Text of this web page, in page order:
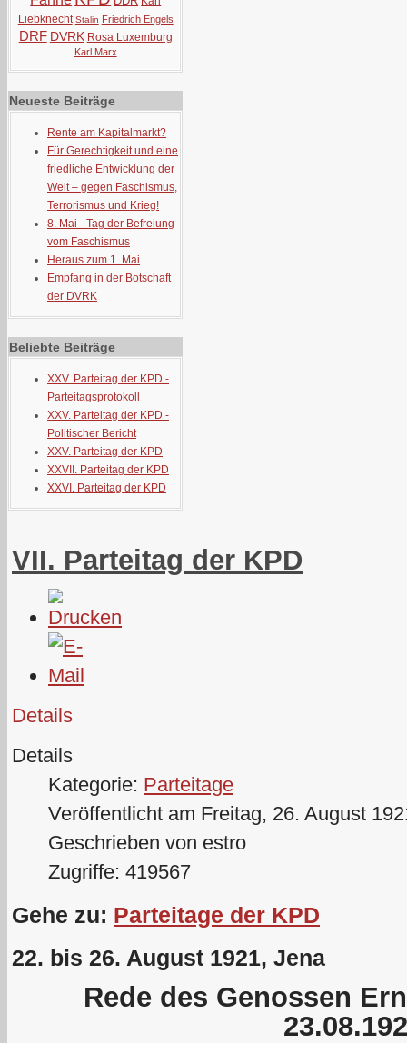
Liebknecht Stalin Friedrich Engels
DRF DVRK Rosa Luxemburg
Karl Marx
Neueste Beiträge
Rente am Kapitalmarkt?
Für Gerechtigkeit und eine
friedliche Entwicklung der
Welt – gegen Faschismus,
Terrorismus und Krieg!
8. Mai - Tag der Befreiung
vom Faschismus
Heraus zum 1. Mai
Empfang in der Botschaft
der DVRK
Beliebte Beiträge
XXV. Parteitag der KPD -
Parteitagsprotokoll
XXV. Parteitag der KPD -
Politischer Bericht
XXV. Parteitag der KPD
XXVII. Parteitag der KPD
XXVI. Parteitag der KPD
VII. Parteitag der KPD
Details
Details
Kategorie: Parteitage
Veröffentlicht am Freitag, 26. August
Geschrieben von estro
Zugriffe: 419567
Gehe zu: Parteitage der KPD
22. bis 26. August 1921, Jena
Rede des Genossen